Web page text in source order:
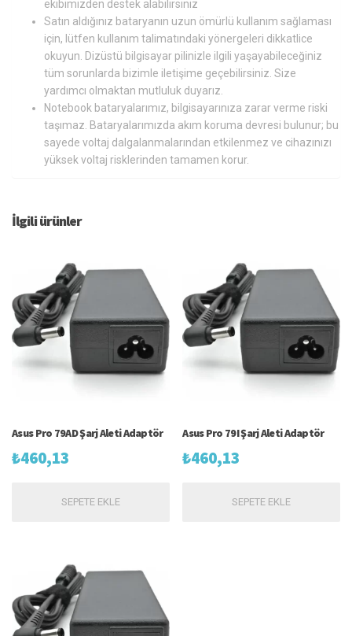
ekibimizden destek alabilirsiniz
Satın aldığınız bataryanın uzun ömürlü kullanım sağlaması
için, lütfen kullanım talimatındaki yönergeleri dikkatlice
okuyun. Dizüstü bilgisayar pilinizle ilgili yaşayabileceğiniz
tüm sorunlarda bizimle iletişime geçebilirsiniz. Size
yardımcı olmaktan mutluluk duyarız.
Notebook bataryalarımız, bilgisayarınıza zarar verme riski
taşımaz. Bataryalarımızda akım koruma devresi bulunur; bu
sayede voltaj dalgalanmalarından etkilenmez ve cihazınızı
yüksek voltaj risklerinden tamamen korur.
İlgili ürünler
Asus Pro 79AD Şarj Aleti Adaptör
₺460,13
SEPETE EKLE
Asus Pro 79I Şarj Aleti Adaptör
₺460,13
SEPETE EKLE